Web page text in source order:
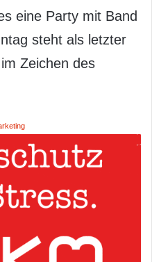
eine Party mit Band
steht als letzter
Zeichen des